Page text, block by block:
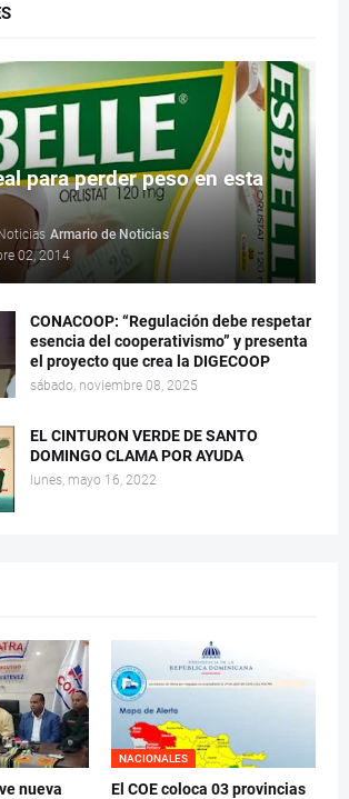
para perder peso en esta
Armario de Noticias
02, 2014
CONACOOP: “Regulación debe respetar
esencia del cooperativismo” y presenta
el proyecto que crea la DIGECOOP
sábado, noviembre 08, 2025
EL CINTURON VERDE DE SANTO
DOMINGO CLAMA POR AYUDA
lunes, mayo 16, 2022
nueva
NACIONALES
El COE coloca 03 provincias